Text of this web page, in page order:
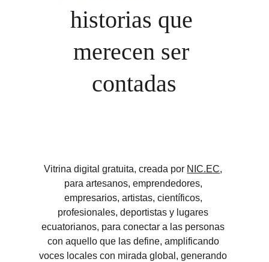
historias que
merecen ser
contadas
Vitrina digital gratuita, creada por NIC.EC,
para artesanos, emprendedores,
empresarios, artistas, científicos,
profesionales, deportistas y lugares
ecuatorianos, para conectar a las personas
con aquello que las define, amplificando
voces locales con mirada global, generando